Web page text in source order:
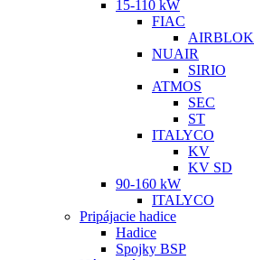
15-110 kW
FIAC
AIRBLOK
NUAIR
SIRIO
ATMOS
SEC
ST
ITALYCO
KV
KV SD
90-160 kW
ITALYCO
Pripájacie hadice
Hadice
Spojky BSP